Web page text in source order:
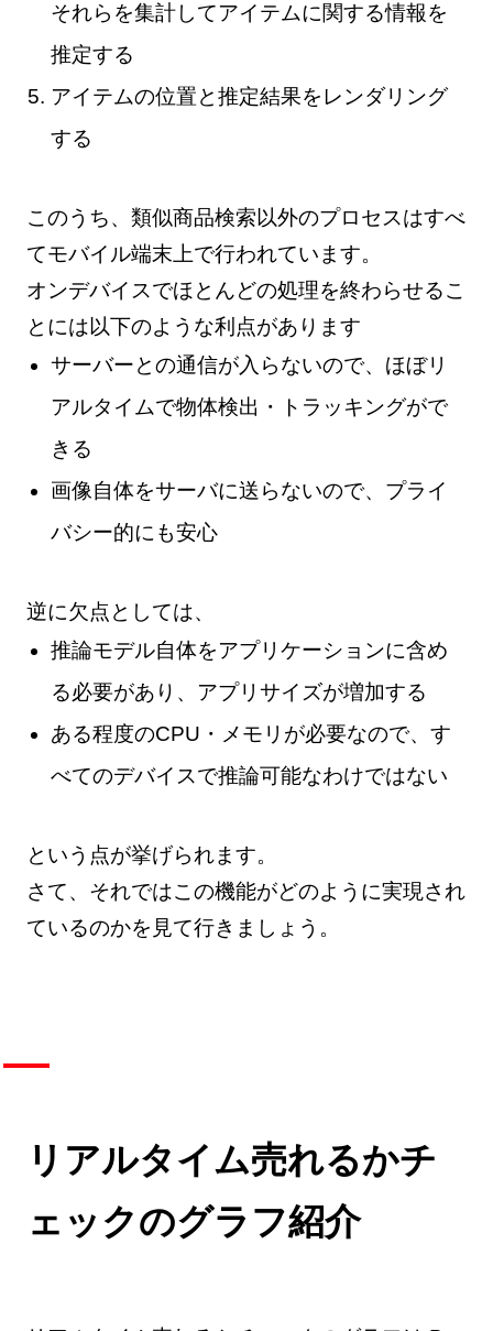
それらを集計してアイテムに関する情報を
推定する
アイテムの位置と推定結果をレンダリング
する
このうち、類似商品検索以外のプロセスはすべ
てモバイル端末上で行われています。
オンデバイスでほとんどの処理を終わらせるこ
とには以下のような利点があります
サーバーとの通信が入らないので、ほぼリ
アルタイムで物体検出・トラッキングがで
きる
画像自体をサーバに送らないので、プライ
バシー的にも安心
逆に欠点としては、
推論モデル自体をアプリケーションに含め
る必要があり、アプリサイズが増加する
ある程度のCPU・メモリが必要なので、す
べてのデバイスで推論可能なわけではない
という点が挙げられます。
さて、それではこの機能がどのように実現され
ているのかを見て行きましょう。
リアルタイム売れるかチ
ェックのグラフ紹介